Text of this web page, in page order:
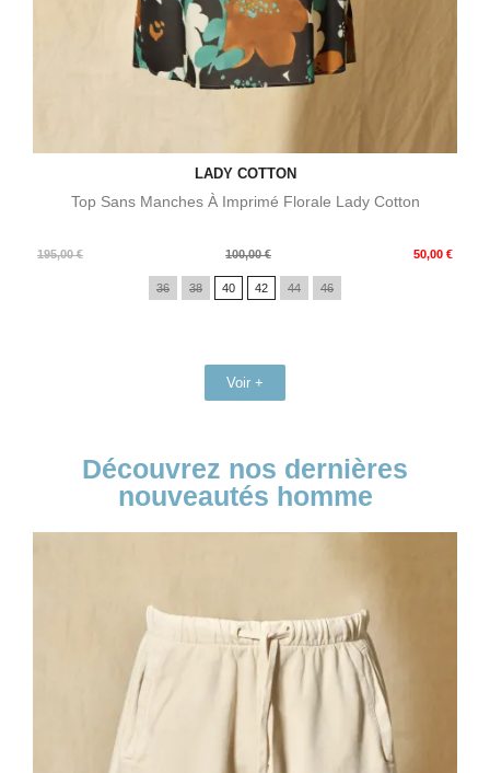
LADY COTTON
Top Sans Manches À Imprimé Florale Lady Cotton
195,00 €
Prix
100,00 € 50,00 €
Prix
36 38 40 42 44 46
Voir +
Découvrez nos dernières
nouveautés homme